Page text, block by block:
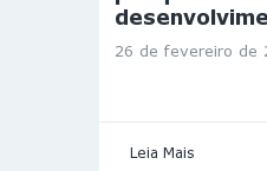
26 de fevereiro de
Leia Mais